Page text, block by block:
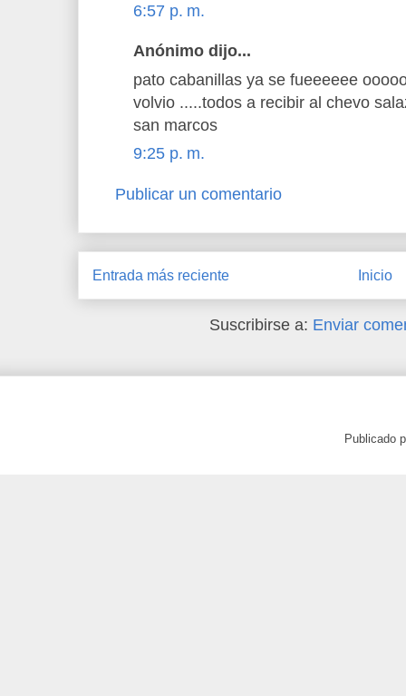
6:57 p. m.
Anónimo dijo...
pato cabanillas ya se fueeeeee
volvio .....todos a recibir al chevo
san marcos
9:25 p. m.
Publicar un comentario
Entrada más reciente Inicio
Suscribirse a: Enviar
Publicado